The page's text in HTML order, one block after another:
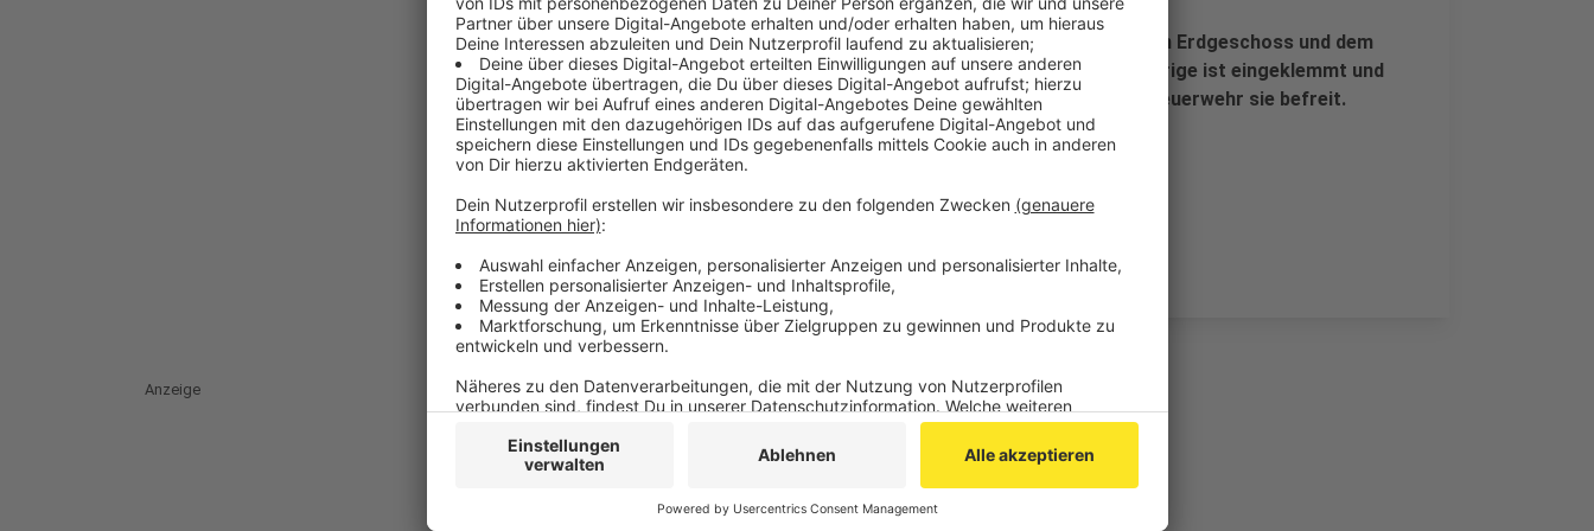
In dem Wohn- und Geschäftshaus ist die Decke zwischen dem Erdgeschoss und dem
ersten Stock unter einer Bewohnerin eingesackt. Die 67-Jährige ist eingeklemmt und
verletzt worden, nach vier Stunden haben Höhenretter der Feuerwehr sie befreit.
Veröffentlicht:Donnerstag, 19.08.2021 12:04
Anzeige
Anzeige